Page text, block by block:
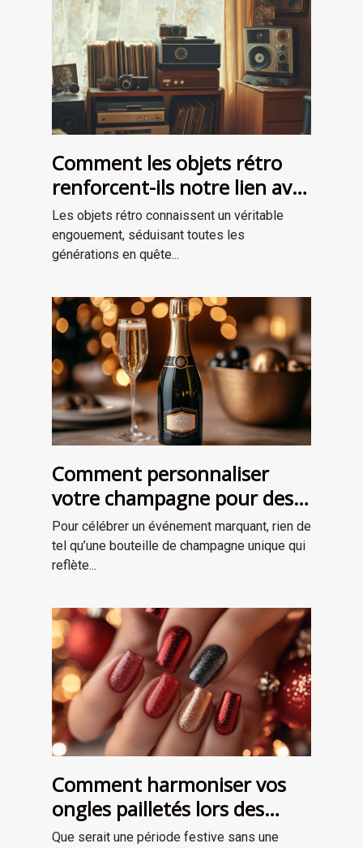
Comment les objets rétro
renforcent-ils notre lien avec
le passé?
Les objets rétro connaissent un véritable
engouement, séduisant toutes les
générations en quête...
Comment personnaliser
votre champagne pour des
occasions spéciales ?
Pour célébrer un événement marquant, rien de
tel qu’une bouteille de champagne unique qui
reflète...
Comment harmoniser vos
ongles pailletés lors des
fêtes ?
Que serait une période festive sans une